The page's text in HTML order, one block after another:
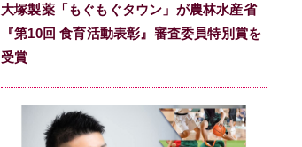
大塚製薬「もぐもぐタウン」が農林水産省
『第10回 食育活動表彰』審査委員特別賞を
受賞